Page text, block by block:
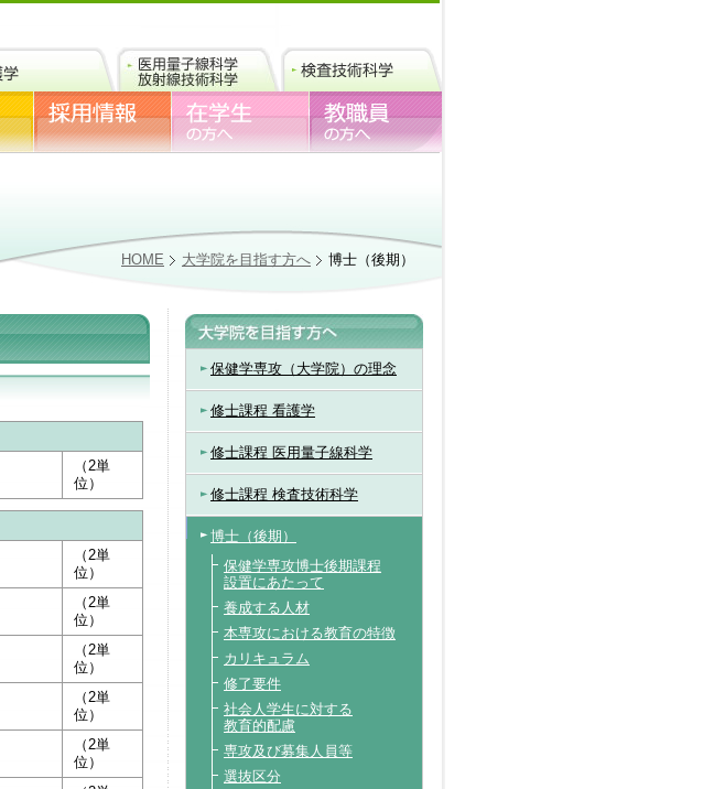
HOME 大学院を目指す方へ 博士（後期）
（2単
位）
（2単
位）
（2単
位）
（2単
位）
（2単
位）
（2単
位）
保健学専攻（大学院）の理念
修士課程 看護学
修士課程 医用量子線科学
修士課程 検査技術科学
博士（後期）
保健学専攻博士後期課程
設置にあたって
養成する人材
本専攻における教育の特徴
カリキュラム
修了要件
社会人学生に対する
教育的配慮
専攻及び募集人員等
選抜区分